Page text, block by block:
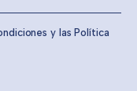
y las Política